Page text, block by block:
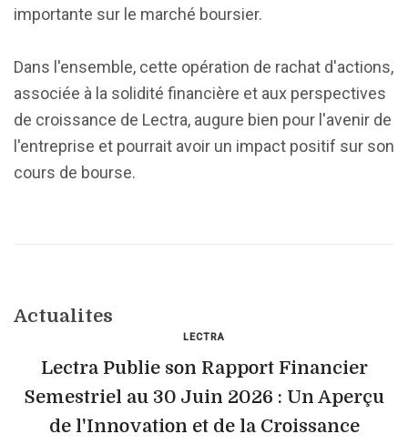
importante sur le marché boursier.
Dans l'ensemble, cette opération de rachat d'actions,
associée à la solidité financière et aux perspectives
de croissance de Lectra, augure bien pour l'avenir de
l'entreprise et pourrait avoir un impact positif sur son
cours de bourse.
Actualites
LECTRA
Lectra Publie son Rapport Financier
Semestriel au 30 Juin 2026 : Un Aperçu
de l'Innovation et de la Croissance